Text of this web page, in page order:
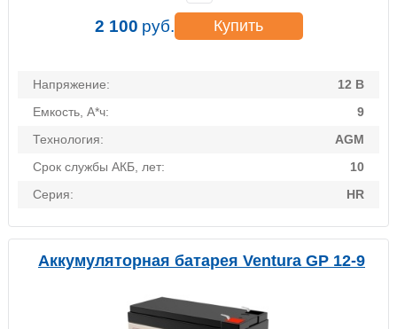
Напряжение:
12 В
Емкость, А*ч:
9
Технология:
AGM
Срок службы АКБ, лет:
10
Серия:
HR
2 100 руб. Купить
Аккумуляторная батарея Ventura GP 12-9